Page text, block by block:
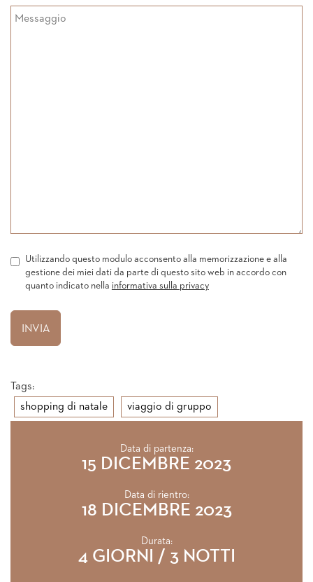
Utilizzando questo modulo acconsento alla memorizzazione e alla
gestione dei miei dati da parte di questo sito web in accordo con
quanto indicato nella informativa sulla privacy
Tags:
shopping di natale
viaggio di gruppo
Data di partenza:
15 DICEMBRE 2023
Data di rientro:
18 DICEMBRE 2023
Durata:
4 GIORNI / 3 NOTTI